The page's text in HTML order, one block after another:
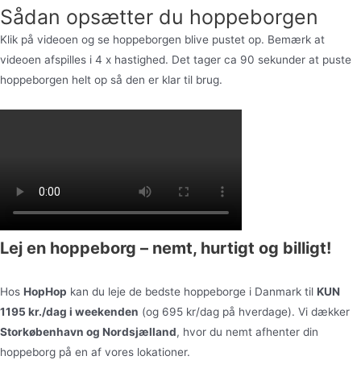
Sådan opsætter du hoppeborgen
Klik på videoen og se hoppeborgen blive pustet op. Bemærk at
videoen afspilles i 4 x hastighed. Det tager ca 90 sekunder at puste
hoppeborgen helt op så den er klar til brug.
Lej en hoppeborg – nemt, hurtigt og billigt!
Hos HopHop kan du leje de bedste hoppeborge i Danmark til KUN
1195 kr./dag i weekenden (og 695 kr/dag på hverdage). Vi dækker
Storkøbenhavn og Nordsjælland, hvor du nemt afhenter din
hoppeborg på en af vores lokationer.